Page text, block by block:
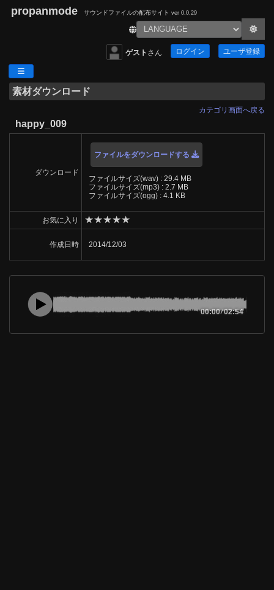
propanmode サウンドファイルの配布サイト ver 0.0.29
ゲスト さん ログイン ユーザ登録
素材ダウンロード
カテゴリ画面へ戻る
happy_009
ダウンロード
ファイルをダウンロードする
ファイルサイズ(wav) : 29.4 MB
ファイルサイズ(mp3) : 2.7 MB
ファイルサイズ(ogg) : 4.1 KB
お気に入り ★★★★★
作成日時 2014/12/03
00:00/02:54